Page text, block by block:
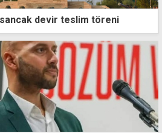
sancak devir teslim töreni